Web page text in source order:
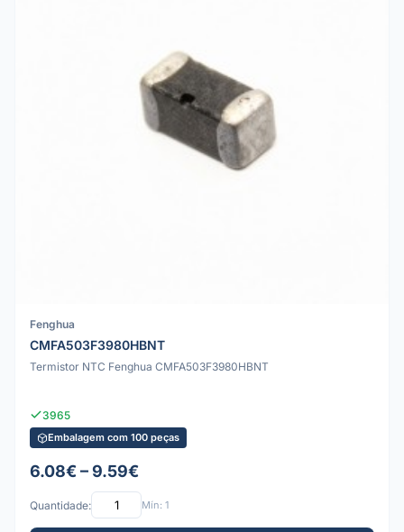
Fenghua
CMFA503F3980HBNT
Termistor NTC Fenghua CMFA503F3980HBNT
3965
Embalagem com 100 peças
6.08€ – 9.59€
Quantidade: Mín: 1